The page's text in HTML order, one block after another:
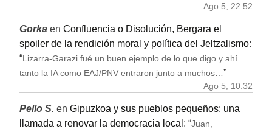
Ago 5, 22:52
Gorka en Confluencia o Disolución, Bergara el
spoiler de la rendición moral y política del Jeltzalismo:
“Lizarra-Garazi fué un buen ejemplo de lo que digo y ahí
tanto la IA como EAJ/PNV entraron junto a muchos…”
Ago 5, 10:32
Pello S. en Gipuzkoa y sus pueblos pequeños: una
llamada a renovar la democracia local : “Juan,